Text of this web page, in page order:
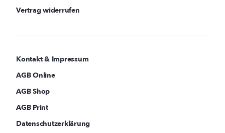
Vertrag widerrufen
Kontakt & Impressum
AGB Online
AGB Shop
AGB Print
Datenschutzerklärung